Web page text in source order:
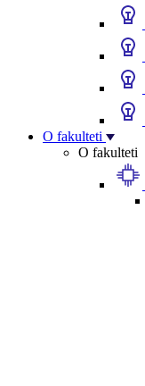
O fakulteti
O fakulteti